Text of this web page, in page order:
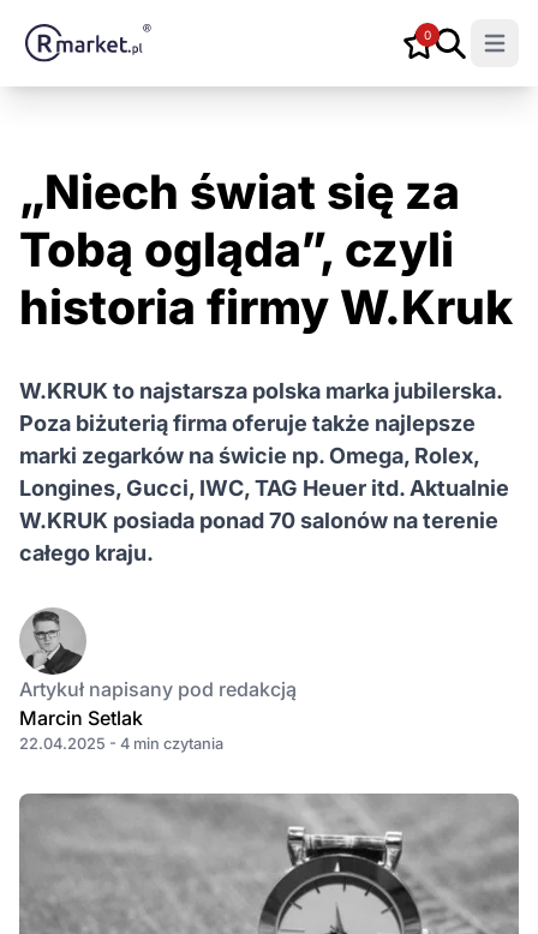
0
Open
„Niech świat się za
Tobą ogląda”, czyli
historia firmy W.Kruk
W.KRUK to najstarsza polska marka jubilerska.
Poza biżuterią firma oferuje także najlepsze
marki zegarków na świcie np. Omega, Rolex,
Longines, Gucci, IWC, TAG Heuer itd. Aktualnie
W.KRUK posiada ponad 70 salonów na terenie
całego kraju.
Artykuł napisany pod redakcją
Marcin Setlak
22.04.2025 - 4 min czytania